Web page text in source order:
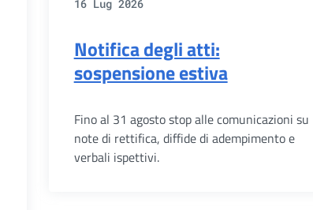
16 Lug 2026
Notifica degli atti:
sospensione estiva
Fino al 31 agosto stop alle comunicazioni su
note di rettifica, diffide di adempimento e
verbali ispettivi.